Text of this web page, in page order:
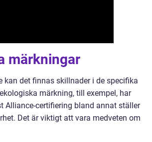
märkningar
det finnas skillnader i de specifika
märkning, till exempel, har
Alliance-certifiering bland annat ställer
Det är viktigt att vara medveten om